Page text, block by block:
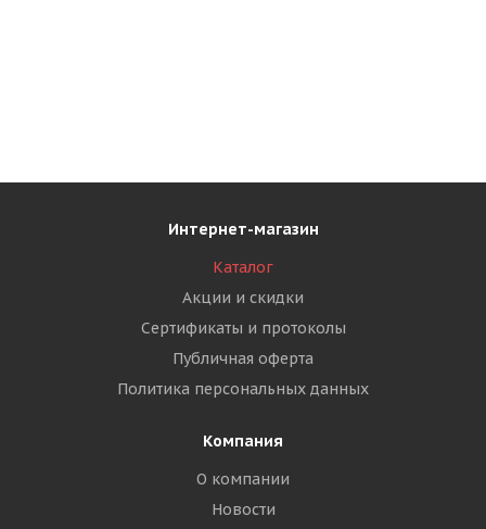
Интернет-магазин
Каталог
Акции и скидки
Сертификаты и протоколы
Публичная оферта
Политика персональных данных
Компания
О компании
Новости